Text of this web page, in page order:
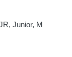
Junior, M